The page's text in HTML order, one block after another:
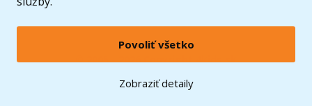
Povoliť všetko
Zobraziť detaily
© 2005 - 2026 Copyright 4kids.sk
LEGO, logo LEGO a minifigúrka sú ochrannými známkami spoločnosti LEGO Group. ©
2024 The LEGO Group.